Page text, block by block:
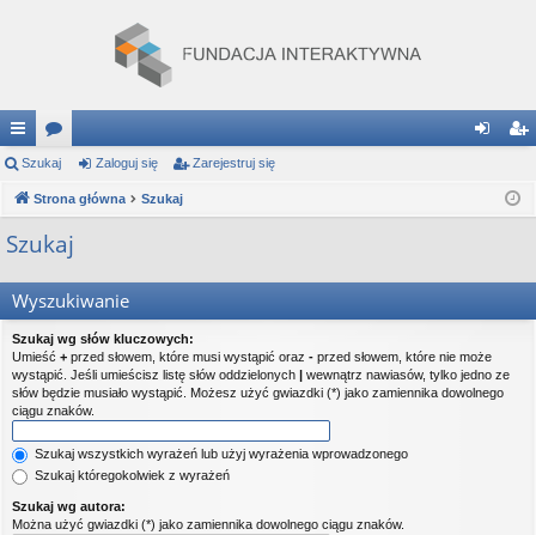
ię
ce
j
or
a ej
Szukaj Zaloguj się Zarejestruj się
Strona główna Szukaj
Szukaj
Wyszukiwanie
Szukaj wg słów kluczowych:
Umieść + przed słowem, które musi wystąpić oraz - przed słowem, które nie może
wystąpić. Jeśli umieścisz listę słów oddzielonych | wewnątrz nawiasów, tylko jedno ze
słów będzie musiało wystąpić. Możesz użyć gwiazdki (*) jako zamiennika dowolnego
ciągu znaków.
Szukaj wszystkich wyrażeń lub użyj wyrażenia wprowadzonego
Szukaj któregokolwiek z wyrażeń
Szukaj wg autora:
Można użyć gwiazdki (*) jako zamiennika dowolnego ciągu znaków.